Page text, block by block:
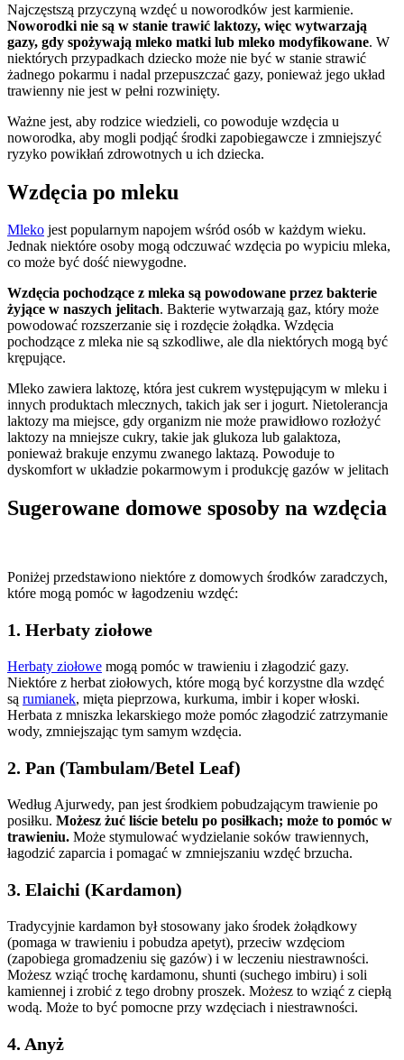
Najczęstszą przyczyną wzdęć u noworodków jest karmienie.
Noworodki nie są w stanie trawić laktozy, więc wytwarzają
gazy, gdy spożywają mleko matki lub mleko modyfikowane. W
niektórych przypadkach dziecko może nie być w stanie strawić
żadnego pokarmu i nadal przepuszczać gazy, ponieważ jego układ
trawienny nie jest w pełni rozwinięty.
Ważne jest, aby rodzice wiedzieli, co powoduje wzdęcia u
noworodka, aby mogli podjąć środki zapobiegawcze i zmniejszyć
ryzyko powikłań zdrowotnych u ich dziecka.
Wzdęcia po mleku
Mleko jest popularnym napojem wśród osób w każdym wieku.
Jednak niektóre osoby mogą odczuwać wzdęcia po wypiciu mleka,
co może być dość niewygodne.
Wzdęcia pochodzące z mleka są powodowane przez bakterie
żyjące w naszych jelitach. Bakterie wytwarzają gaz, który może
powodować rozszerzanie się i rozdęcie żołądka. Wzdęcia
pochodzące z mleka nie są szkodliwe, ale dla niektórych mogą być
krępujące.
Mleko zawiera laktozę, która jest cukrem występującym w mleku i
innych produktach mlecznych, takich jak ser i jogurt. Nietolerancja
laktozy ma miejsce, gdy organizm nie może prawidłowo rozłożyć
laktozy na mniejsze cukry, takie jak glukoza lub galaktoza,
ponieważ brakuje enzymu zwanego laktazą. Powoduje to
dyskomfort w układzie pokarmowym i produkcję gazów w jelitach
Sugerowane domowe sposoby na wzdęcia
Poniżej przedstawiono niektóre z domowych środków zaradczych,
które mogą pomóc w łagodzeniu wzdęć:
1. Herbaty ziołowe
Herbaty ziołowe mogą pomóc w trawieniu i złagodzić gazy.
Niektóre z herbat ziołowych, które mogą być korzystne dla wzdęć
są rumianek, mięta pieprzowa, kurkuma, imbir i koper włoski.
Herbata z mniszka lekarskiego może pomóc złagodzić zatrzymanie
wody, zmniejszając tym samym wzdęcia.
2. Pan (Tambulam/Betel Leaf)
Według Ajurwedy, pan jest środkiem pobudzającym trawienie po
posiłku. Możesz żuć liście betelu po posiłkach; może to pomóc w
trawieniu. Może stymulować wydzielanie soków trawiennych,
łagodzić zaparcia i pomagać w zmniejszaniu wzdęć brzucha.
3. Elaichi (Kardamon)
Tradycyjnie kardamon był stosowany jako środek żołądkowy
(pomaga w trawieniu i pobudza apetyt), przeciw wzdęciom
(zapobiega gromadzeniu się gazów) i w leczeniu niestrawności.
Możesz wziąć trochę kardamonu, shunti (suchego imbiru) i soli
kamiennej i zrobić z tego drobny proszek. Możesz to wziąć z ciepłą
wodą. Może to być pomocne przy wzdęciach i niestrawności.
4. Anyż